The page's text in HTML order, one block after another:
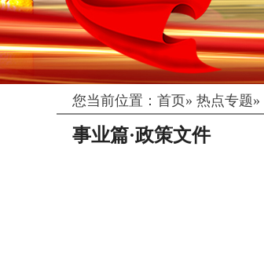
您当前位置： 首页» 热点专题»
事业篇·政策文件